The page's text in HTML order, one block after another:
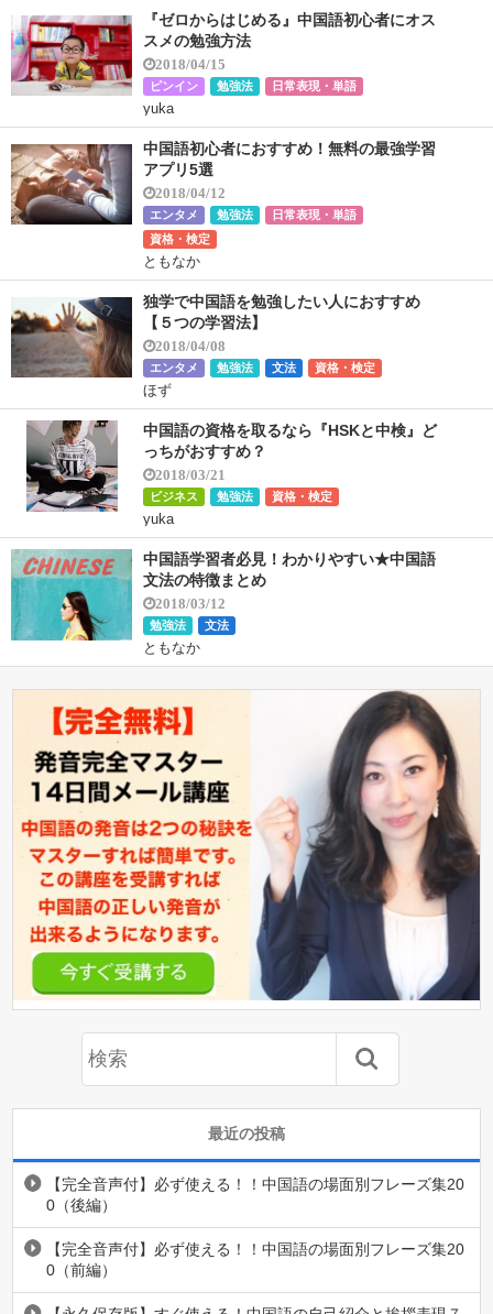
『ゼロからはじめる』中国語初⼼者にオス
スメの勉強⽅法
2018/04/15
ピンイン 勉強法 日常表現・単語
yuka
中国語初心者におすすめ！無料の最強学習
アプリ5選
2018/04/12
エンタメ 勉強法
日常表現・単語
資格・検定
ともなか
独学で中国語を勉強したい人におすすめ
【５つの学習法】
2018/04/08
エンタメ 勉強法 文法 資格・検定
ほず
中国語の資格を取るなら『HSKと中検』ど
っちがおすすめ？
2018/03/21
ビジネス 勉強法 資格・検定
yuka
中国語学習者必見！わかりやすい★中国語
文法の特徴まとめ
2018/03/12
勉強法 文法
ともなか
最近の投稿
【完全音声付】必ず使える！！中国語の場面別フレーズ集20
0（後編）
【完全音声付】必ず使える！！中国語の場面別フレーズ集20
0（前編）